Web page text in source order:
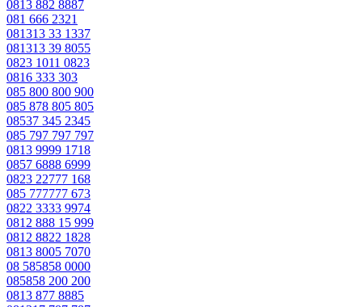
0813 882 8887
081 666 2321
081313 33 1337
081313 39 8055
0823 1011 0823
0816 333 303
085 800 800 900
085 878 805 805
08537 345 2345
085 797 797 797
0813 9999 1718
0857 6888 6999
0823 22777 168
085 777777 673
0822 3333 9974
0812 888 15 999
0812 8822 1828
0813 8005 7070
08 585858 0000
085858 200 200
0813 877 8885